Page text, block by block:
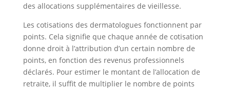
des allocations supplémentaires de vieillesse.
Les cotisations des dermatologues fonctionnent par
points. Cela signifie que chaque année de cotisation
donne droit à l’attribution d’un certain nombre de
points, en fonction des revenus professionnels
déclarés. Pour estimer le montant de l’allocation de
retraite, il suffit de multiplier le nombre de points